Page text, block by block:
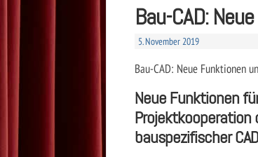
Bau-CAD:
5. November 2019
Bau-CAD: Neue Funktionen
Neue Funktionen
Projektkooperation
bauspezifischer